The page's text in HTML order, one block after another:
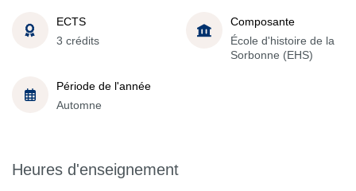
ECTS
3 crédits
Composante
École d'histoire de la
Sorbonne (EHS)
Période de l'année
Automne
Heures d'enseignement